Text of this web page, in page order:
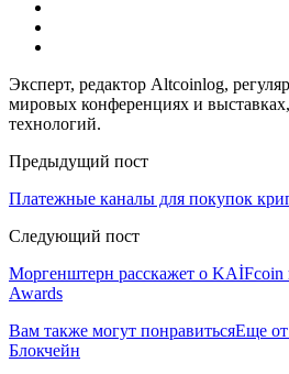
Эксперт, редактор Altcoinlog,
мировых конференциях и
технологий.
Предыдущий пост
Платежные каналы для покупок
Следующий пост
Моргенштерн расскажет о
Awards
Вам также могут понравитьсяЕще от
Блокчейн